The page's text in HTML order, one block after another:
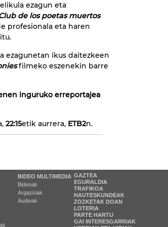
ezagun eta
de los poetas muertos
profesionala eta haren
ezagunetan ikus daitezkeen
filmeko eszenekin barre
inguruko erreportajea
22:15etik aurrera, ETB2n.
BIDEO MULTIMEDIA
Bideoak
Argazkiak
Audioak
GAZTEA
EGURALDIA
TRAFIKOA
HAUTESKUNDEAK
ZOZKETAK DOAN
LOTERIA
PARTE HARTU
GAI INTERESGARRIAK